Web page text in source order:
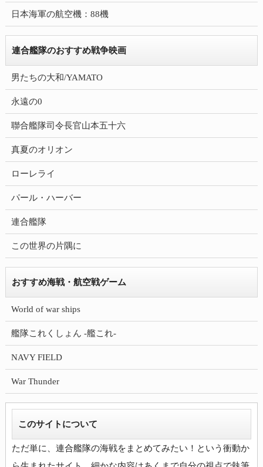
日本海軍の航空機：88機
連合艦隊のおすすめ戦争映画
男たちの大和/YAMATO
永遠の0
聯合艦隊司令長官山本五十六
真夏のオリオン
ローレライ
パール・ハーバー
連合艦隊
この世界の片隅に
おすすめ海戦・航空戦ゲーム
World of war ships
艦隊これくしょん -艦これ-
NAVY FIELD
War Thunder
このサイトについて
ただ単に、連合艦隊の海戦をまとめてみたい！という衝動か